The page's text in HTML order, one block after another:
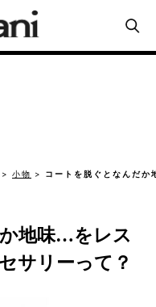
小物 コートを脱ぐとなんだ
地味…をレス
サリーって？